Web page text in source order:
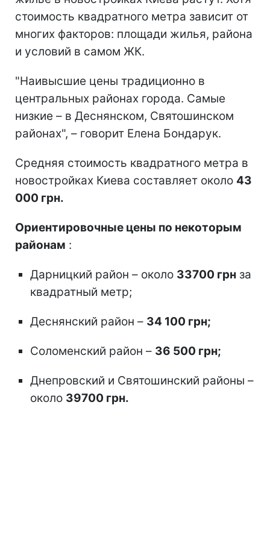
стоимость квадратного метра зависит от
многих факторов: площади жилья, района
и условий в самом ЖК.
"Наивысшие цены традиционно в
центральных районах города. Самые
низкие – в Деснянском, Святошинском
районах", – говорит Елена Бондарук.
Средняя стоимость квадратного метра в
новостройках Киева составляет около 43
000 грн.
Ориентировочные цены по некоторым
районам :
Дарницкий район – около 33700 грн за
квадратный метр;
Деснянский район – 34 100 грн;
Соломенский район – 36 500 грн;
Днепровский и Святошинский районы –
около 39700 грн.